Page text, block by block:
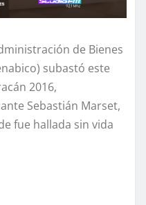
de Bienes
subastó este
2016,
Sebastián Marset,
fue hallada sin vida